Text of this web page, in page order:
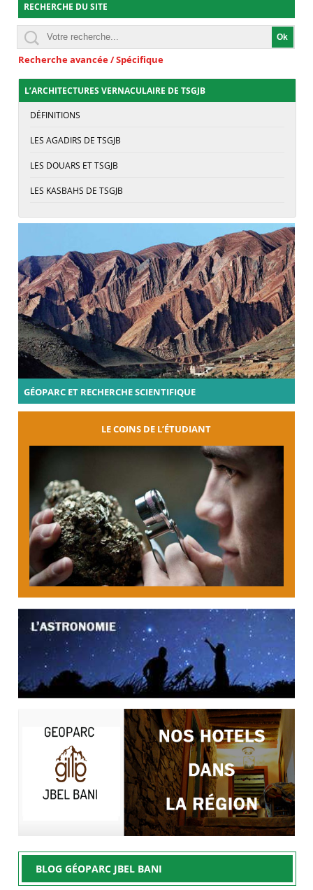
RECHERCHE DU SITE
Recherche avancée / Spécifique
L’ARCHITECTURES VERNACULAIRE DE TSGJB
DÉFINITIONS
LES AGADIRS DE TSGJB
LES DOUARS ET TSGJB
LES KASBAHS DE TSGJB
GÉOPARC ET RECHERCHE SCIENTIFIQUE
LE COINS DE L’ÉTUDIANT
BLOG GÉOPARC JBEL BANI